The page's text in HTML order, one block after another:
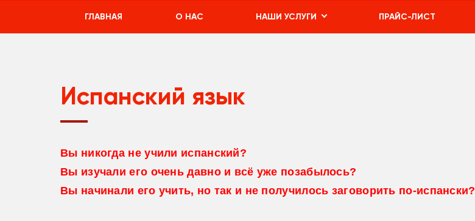
ГЛАВНАЯ О НАС НАШИ УСЛУГИ ПРАЙС-ЛИСТ
Испанский язык
Вы никогда не учили испанский?
Вы изучали его очень давно и всё уже позабылось?
Вы начинали его учить, но так и не получилось заговорить по-испански?